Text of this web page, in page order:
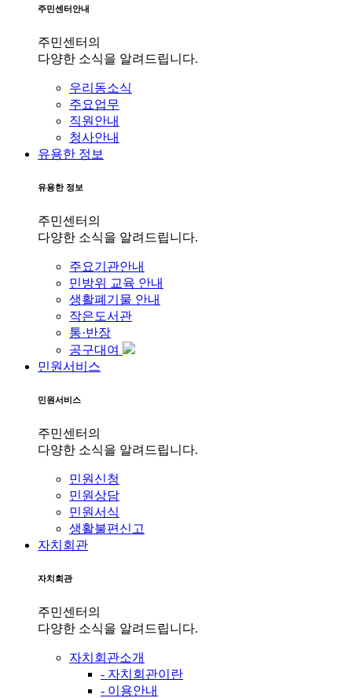
주민센터안내
주민센터의
다양한 소식을 알려드립니다.
우리동소식
주요업무
직원안내
청사안내
유용한 정보
유용한 정보
주민센터의
다양한 소식을 알려드립니다.
주요기관안내
민방위 교육 안내
생활폐기물 안내
작은도서관
통·반장
공구대여
민원서비스
민원서비스
주민센터의
다양한 소식을 알려드립니다.
민원신청
민원상담
민원서식
생활불편신고
자치회관
자치회관
주민센터의
다양한 소식을 알려드립니다.
자치회관소개
- 자치회관이란
- 이용안내